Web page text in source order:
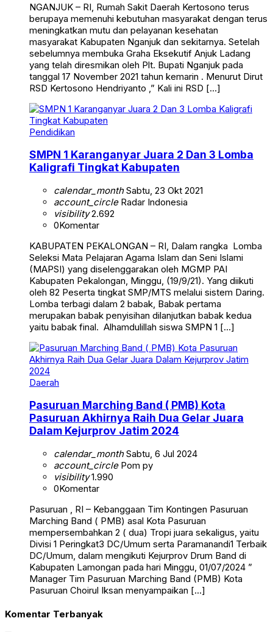
NGANJUK – RI, Rumah Sakit Daerah Kertosono terus
berupaya memenuhi kebutuhan masyarakat dengan terus
meningkatkan mutu dan pelayanan kesehatan
masyarakat Kabupaten Nganjuk dan sekitarnya. Setelah
sebelumnya membuka Graha Eksekutif Anjuk Ladang
yang telah diresmikan oleh Plt. Bupati Nganjuk pada
tanggal 17 November 2021 tahun kemarin . Menurut Dirut
RSD Kertosono Hendriyanto ,” Kali ini RSD […]
Pendidikan
SMPN 1 Karanganyar Juara 2 Dan 3 Lomba
Kaligrafi Tingkat Kabupaten
calendar_monthSabtu, 23 Okt 2021
account_circleRadar Indonesia
visibility2.692
0Komentar
KABUPATEN PEKALONGAN – RI, Dalam rangka Lomba
Seleksi Mata Pelajaran Agama Islam dan Seni Islami
(MAPSI) yang diselenggarakan oleh MGMP PAI
Kabupaten Pekalongan, Minggu, (19/9/21). Yang diikuti
oleh 82 Peserta tingkat SMP/MTS melalui sistem Daring.
Lomba terbagi dalam 2 babak, Babak pertama
merupakan babak penyisihan dilanjutkan babak kedua
yaitu babak final. Alhamdulillah siswa SMPN 1 […]
Daerah
Pasuruan Marching Band ( PMB) Kota
Pasuruan Akhirnya Raih Dua Gelar Juara
Dalam Kejurprov Jatim 2024
calendar_monthSabtu, 6 Jul 2024
account_circlePom py
visibility1.990
0Komentar
Pasuruan , RI – Kebanggaan Tim Kontingen Pasuruan
Marching Band ( PMB) asal Kota Pasuruan
mempersembahkan 2 ( dua) Tropi juara sekaligus, yaitu
Divisi 1 Peringkat3 DC/Umum serta Paramanandi1 Terbaik
DC/Umum, dalam mengikuti Kejurprov Drum Band di
Kabupaten Lamongan pada hari Minggu, 01/07/2024 ”
Manager Tim Pasuruan Marching Band (PMB) Kota
Pasuruan Choirul Iksan menyampaikan […]
Komentar Terbanyak